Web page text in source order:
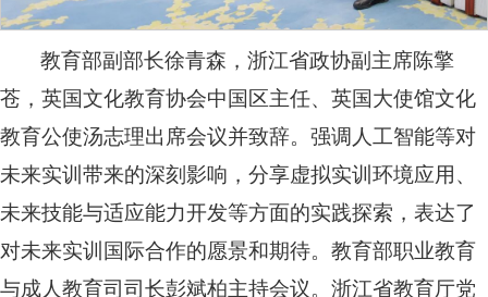
教育部副部长徐青森，浙江省政协副主席陈擎
苍，英国文化教育协会中国区主任、英国大使馆文化
教育公使汤志理出席会议并致辞。强调人工智能等对
未来实训带来的深刻影响，分享虚拟实训环境应用、
未来技能与适应能力开发等方面的实践探索，表达了
对未来实训国际合作的愿景和期待。教育部职业教育
与成人教育司司长彭斌柏主持会议。浙江省教育厅党